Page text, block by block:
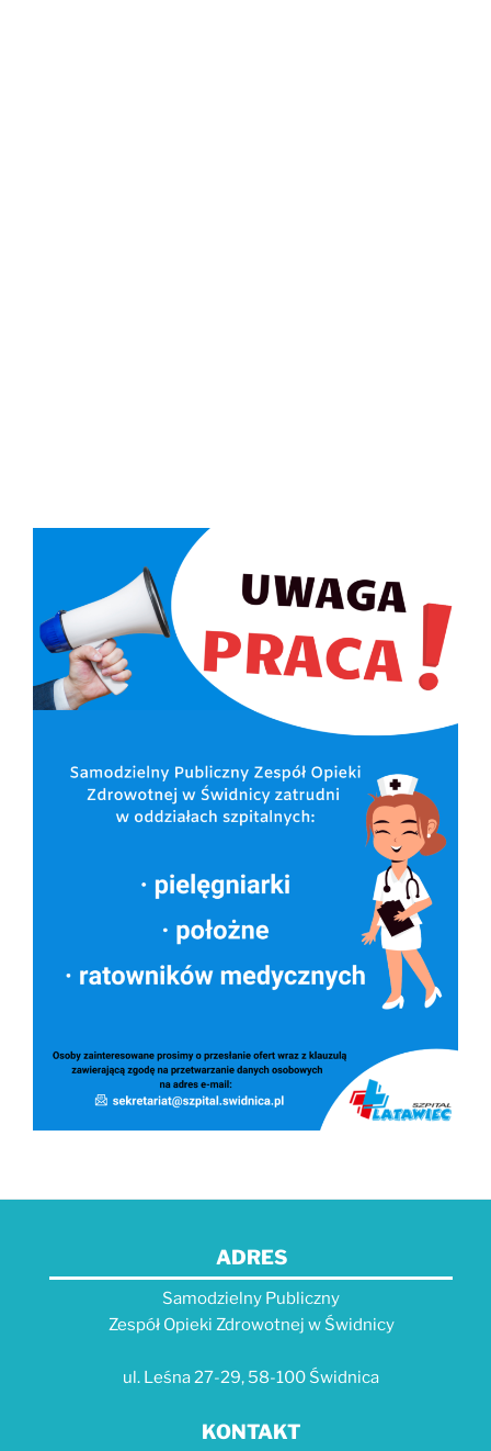
ADRES
Samodzielny Publiczny
Zespół Opieki Zdrowotnej w Świdnicy
ul. Leśna 27-29, 58-100 Świdnica
KONTAKT